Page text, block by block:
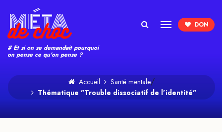
# Et si on se demandait pourquoi
on pense ce qu'on pense ?
Accueil Santé mentale/
Thématique "Trouble dissociatif de l’identité"